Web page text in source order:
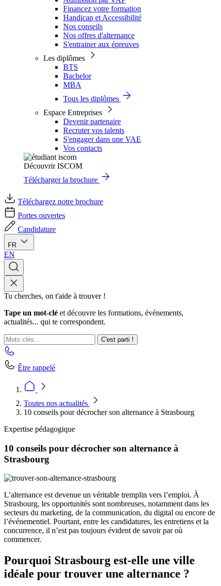
Financez votre formation
Handicap et Accessibilité
Nos conseils
Nos offres d'alternance
S'entrainer aux épreuves
Les diplômes
BTS
Bachelor
MBA
Tous les diplômes
Espace Entreprises
Devenir partenaire
Recruter vos talents
S'engager dans une VAE
Vos contacts
Découvrir ISCOM
Télécharger la brochure
Téléchargez notre brochure
Portes ouvertes
Candidature
FR
EN
Tu cherches, on t'aide à trouver !
Tape un mot-clé et découvre les formations, événements,
actualités... qui te correspondent.
C'est parti !
Être rappelé
Toutes nos actualités
10 conseils pour décrocher son alternance à Strasbourg
Expertise pédagogique
10 conseils pour décrocher son alternance à
Strasbourg
L’alternance est devenue un véritable tremplin vers l’emploi. À
Strasbourg, les opportunités sont nombreuses, notamment dans les
secteurs du marketing, de la communication, du digital ou encore de
l’événementiel. Pourtant, entre les candidatures, les entretiens et la
concurrence, il n’est pas toujours évident de savoir par où
commencer.
Pourquoi Strasbourg est-elle une ville
idéale pour trouver une alternance ?